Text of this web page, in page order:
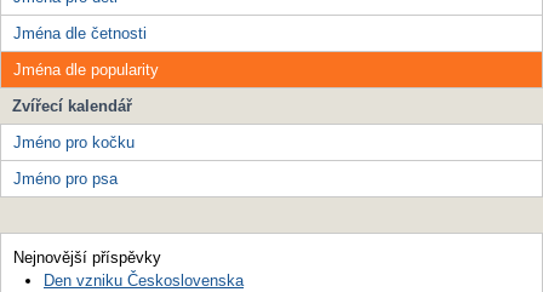
Jména dle četnosti
Jména dle popularity
Zvířecí kalendář
Jméno pro kočku
Jméno pro psa
Nejnovější příspěvky
Den vzniku Československa